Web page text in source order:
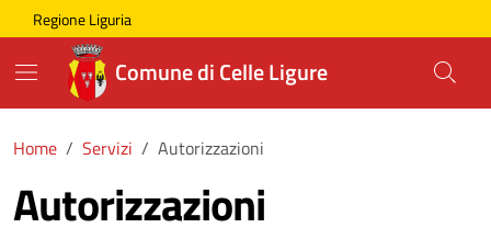
Skip to main content
Comune di Celle Ligure
Regione Liguria
Comune di Celle Ligure
Home Servizi Autorizzazioni
Autorizzazioni